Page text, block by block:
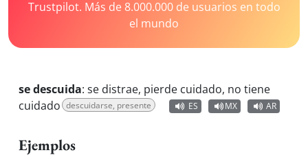
Trustpilot. Más de 8.000.000 de usuarios en todo
el mundo
se descuida: se distrae, pierde cuidado, no tiene
cuidado descuidarse, presente ES MX AR
Ejemplos